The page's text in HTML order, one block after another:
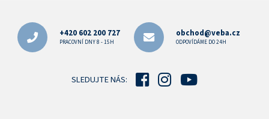
+420 602 200 727
PRACOVNÍ DNY 8 - 15H
obchod@veba.cz
ODPOVÍDÁME DO 24H
SLEDUJTE NÁS: